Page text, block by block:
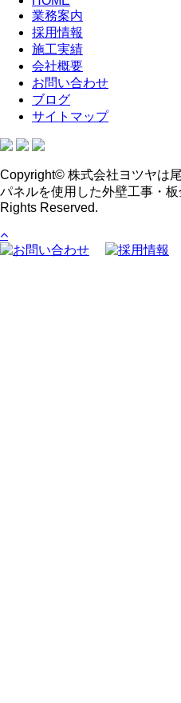
業務案内
採用情報
施工実績
会社概要
お問い合わせ
ブログ
サイトマップ
Copyright© 株式会社ヨツヤは
パネルを使用した外壁工事・板
Rights Reserved.